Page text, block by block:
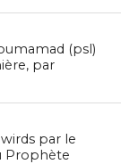
(psl)
par
wirds par le
Prophète